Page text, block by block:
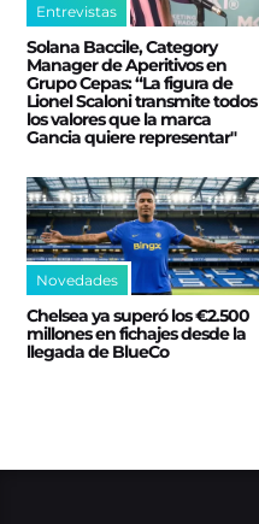
Entrevistas
Solana Baccile, Category
Manager de Aperitivos en
Grupo Cepas: “La figura de
Lionel Scaloni transmite todos
los valores que la marca
Gancia quiere representar"
Novedades
Chelsea ya superó los €2.500
millones en fichajes desde la
llegada de BlueCo